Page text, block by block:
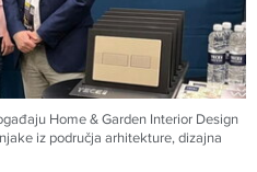
Home & Garden Interior Design
iz područja arhitekture, dizajna